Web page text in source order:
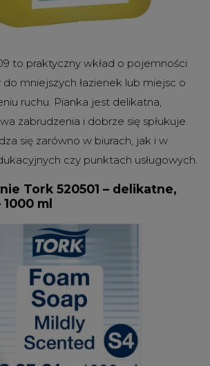
to praktyczny wkład o pojemności
mniejszych łazienek lub miejsc o
ruchu. Pianka jest delikatna,
zabrudzenia i dobrze się spłukuje.
się zarówno w biurach, jak i w
czy punktach usługowych.
Tork 520501 – delikatne,
ml